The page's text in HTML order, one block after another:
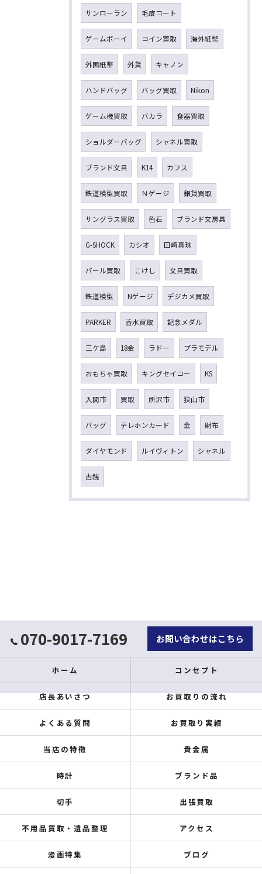
サンローラン 毛皮コート
ゲームボーイ コイン買取 海外紙幣
外国紙幣 外貨 キャノン
ハンドバッグ バッグ買取 Nikon
ゲーム機買取 バカラ 食器買取
ショルダーバッグ シャネル買取
ブランド文具 K14 カフス
鉄道模型買取 Ｎゲージ 銀貨買取
サングラス買取 色石 ブランド文房具
G-SHOCK カシオ 田崎真珠
パール買取 こけし 文具買取
鉄道模型 Nゲージ デジカメ買取
PARKER 香水買取 記念メダル
三ケ島 18金 ラドー プラモデル
おもちゃ買取 キングセイコー KS
入間市 買取 所沢市 狭山市
バッグ テレホンカード 金 財布
ダイヤモンド ルイヴィトン シャネル
古銭
070-9017-7169 お問い合わせはこちら
ホーム コンセプト
店長あいさつ お買取りの流れ
よくある質問 お買取り実績
当店の特徴 貴金属
時計 ブランド品
切手 出張買取
不用品買取・遺品整理 アクセス
漫画特集 ブログ